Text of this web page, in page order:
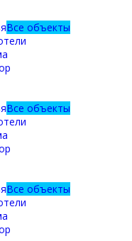
Все объекты
Все объекты
Все объекты